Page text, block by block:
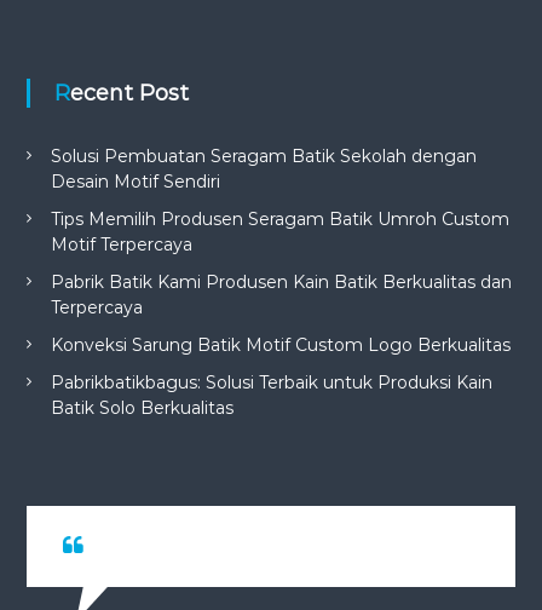
Recent Post
Solusi Pembuatan Seragam Batik Sekolah dengan
Desain Motif Sendiri
Tips Memilih Produsen Seragam Batik Umroh Custom
Motif Terpercaya
Pabrik Batik Kami Produsen Kain Batik Berkualitas dan
Terpercaya
Konveksi Sarung Batik Motif Custom Logo Berkualitas
Pabrikbatikbagus: Solusi Terbaik untuk Produksi Kain
Batik Solo Berkualitas